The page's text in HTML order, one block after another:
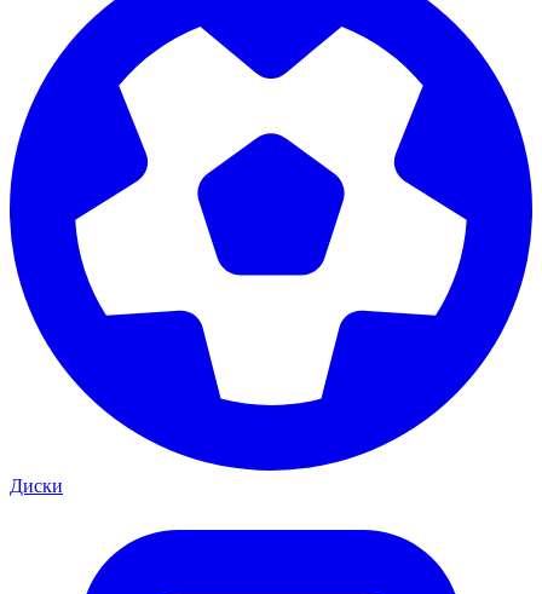
Диски